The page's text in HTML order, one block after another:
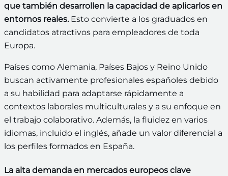
que también desarrollen la capacidad de aplicarlos en
entornos reales.Esto convierte a los graduados en
candidatos atractivos para empleadores de toda
Europa.
Países como Alemania, Países Bajos y Reino Unido
buscan activamente profesionales españoles debido
a su habilidad para adaptarse rápidamente a
contextos laborales multiculturales y a su enfoque en
el trabajo colaborativo. Además, la fluidez en varios
idiomas, incluido el inglés, añade un valor diferencial a
los perfiles formados en España.
La alta demanda en mercados europeos clave